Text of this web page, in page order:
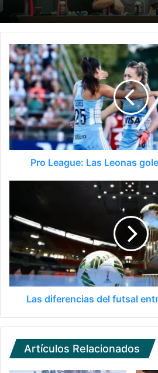
Pro League: Las Leonas
Las diferencias del futsal
Artículos Relacionados